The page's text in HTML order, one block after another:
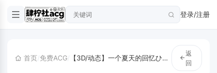
登录/注册
首页/免费ACG/ 【3D/动态】一个夏天的回忆ひと夏の思い出 v1.0.0【560MB】
返
回